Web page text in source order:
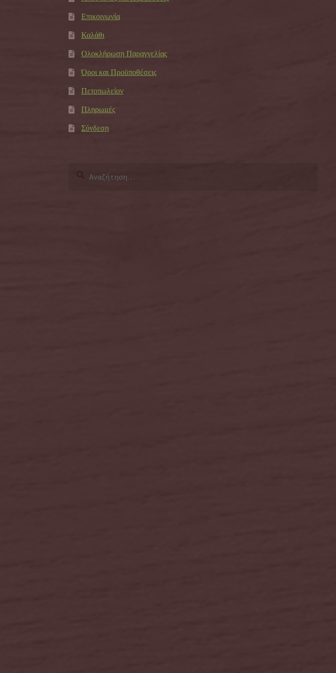
Επικοινωνία
Καλάθι
Ολοκλήρωση Παραγγελίας
Όροι και Προϋποθέσεις
Πετοπωλείον
Πληρωμές
Σύνδεση